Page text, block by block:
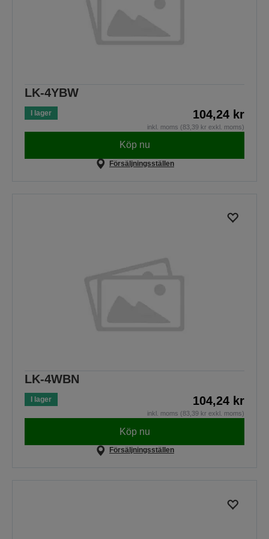
LK-4YBW
I lager 104,24 kr
inkl. moms (83,39 kr exkl. moms)
Köp nu
Försäljningsställen
LK-4WBN
I lager 104,24 kr
inkl. moms (83,39 kr exkl. moms)
Köp nu
Försäljningsställen